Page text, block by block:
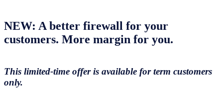
NEW: A better firewall for your
customers. More margin for you.
This limited-time offer is available for term customers
only.